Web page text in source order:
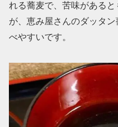
れる蕎麦で、苦味がある
が、恵み屋さんのダッタ
べやすいです。